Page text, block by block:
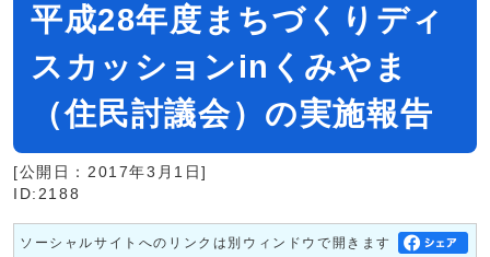
平成28年度まちづくりディ
スカッションinくみやま
（住民討議会）の実施報告
[公開日：2017年3月1日]
ID:2188
ソーシャルサイトへのリンクは別ウィンドウで開きます